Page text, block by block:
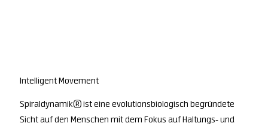
Intelligent Movement
Spiraldynamik® ist eine evolutionsbiologisch begründete
Sicht auf den Menschen mit dem Fokus auf Haltungs- und